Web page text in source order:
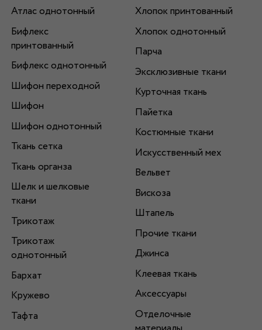
Атлас однотонный
Бифлекс
принтованный
Бифлекс однотонный
Шифон переходной
Шифон
Шифон однотонный
Ткань сетка
Ткань органза
Шелк и шелковые
ткани
Трикотаж
Трикотаж
однотонный
Бархат
Кружево
Тафта
Хлопок принтованный
Хлопок однотонный
Парча
Эксклюзивные ткани
Курточная ткань
Пайетка
Костюмные ткани
Искусственный мех
Вельвет
Вискоза
Штапель
Прочие ткани
Джинса
Клеевая ткань
Аксессуары
Отделочные